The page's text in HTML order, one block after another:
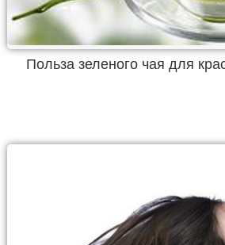
Польза зеленого чая для